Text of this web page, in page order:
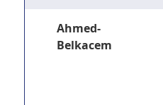
Ahmed-
Belkacem